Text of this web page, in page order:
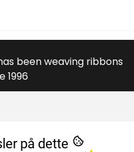
been weaving ribbons
1996
på dette